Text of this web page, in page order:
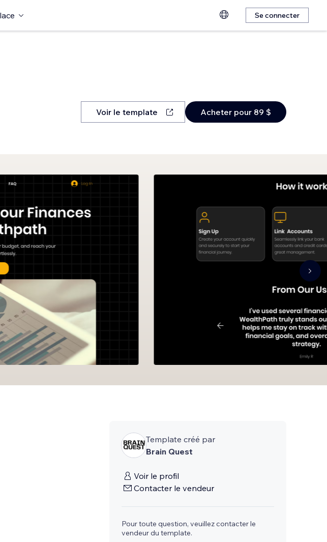
Se connecter
Voir le template Acheter pour 89 $
Template créé par
Brain Quest
Voir le profil
Contacter le vendeur
Pour toute question, veuillez contacter le
vendeur du template.